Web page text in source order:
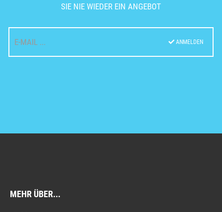
SIE NIE WIEDER EIN ANGEBOT
ANMELDEN
MEHR ÜBER...